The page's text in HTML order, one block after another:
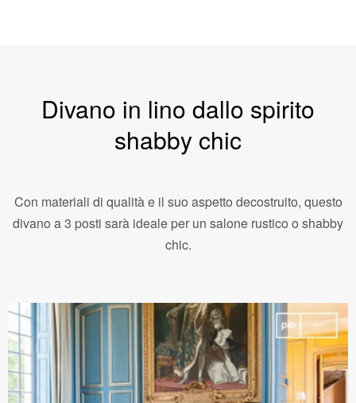
Divano in lino dallo spirito
shabby chic
Con materiali di qualità e il suo aspetto decostruito, questo
divano a 3 posti sarà ideale per un salone rustico o shabby
chic.